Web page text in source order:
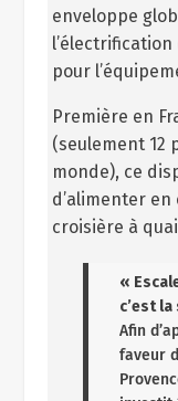
enveloppe
pour
Première en
(seulement 12
monde), ce
d’alimenter
croisière à
«
c’est
Afin
faveur